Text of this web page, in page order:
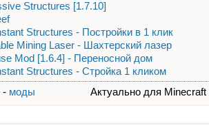
Structures [1.7.10]
Structures - Постройки в 1 клик
Mining Laser - Шахтерский лазер
Mod [1.6.4] - Переносной дом
Structures - Стройка 1 кликом
- моды Актуально для